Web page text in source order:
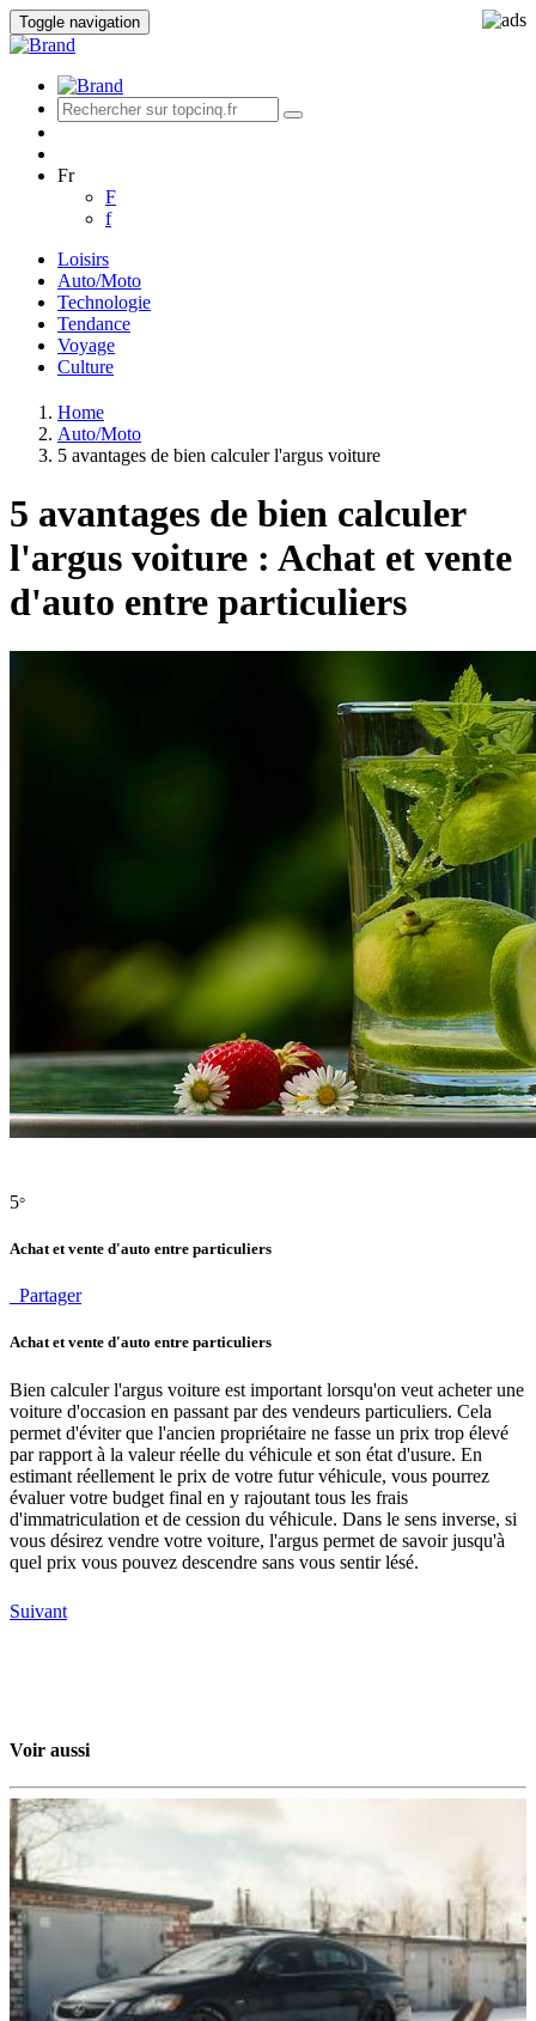
Toggle navigation
Fr
F
f
Loisirs
Auto/Moto
Technologie
Tendance
Voyage
Culture
Home
Auto/Moto
5 avantages de bien calculer l'argus voiture
5 avantages de bien calculer
l'argus voiture : Achat et vente
d'auto entre particuliers
5°
Achat et vente d'auto entre particuliers
Partager
Achat et vente d'auto entre particuliers
Bien calculer l'argus voiture est important lorsqu'on veut acheter une
voiture d'occasion en passant par des vendeurs particuliers. Cela
permet d'éviter que l'ancien propriétaire ne fasse un prix trop élevé
par rapport à la valeur réelle du véhicule et son état d'usure. En
estimant réellement le prix de votre futur véhicule, vous pourrez
évaluer votre budget final en y rajoutant tous les frais
d'immatriculation et de cession du véhicule. Dans le sens inverse, si
vous désirez vendre votre voiture, l'argus permet de savoir jusqu'à
quel prix vous pouvez descendre sans vous sentir lésé.
Suivant
Voir aussi